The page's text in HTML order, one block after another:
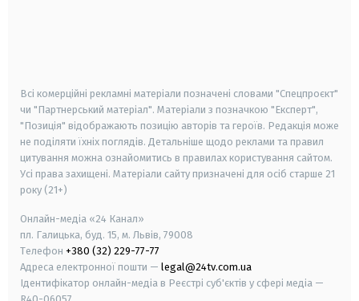
Всі комерційні рекламні матеріали позначені словами "Спецпроєкт"
чи "Партнерський матеріал". Матеріали з позначкою "Експерт",
"Позиція" відображають позицію авторів та героїв. Редакція може
не поділяти їхніх поглядів. Детальніше щодо реклами та правил
цитування можна ознайомитись в правилах користування сайтом.
Усі права захищені. Матеріали сайту призначені для осіб старше 21
року (21+)
Онлайн-медіа «24 Канал»
пл. Галицька, буд. 15, м. Львів, 79008
Телефон +380 (32) 229-77-77
Адреса електронної пошти — legal@24tv.com.ua
Ідентифікатор онлайн-медіа в Реєстрі суб'єктів у сфері медіа —